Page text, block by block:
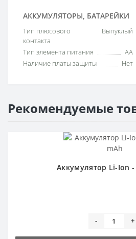
АККУМУЛЯТОРЫ, БАТАРЕЙКИ
Тип плюсового
контакта
Выпуклый
Тип элемента питания
AA
Наличие платы защиты
Нет
Рекомендуемые
Аккумулятор Li-Ion -
- +